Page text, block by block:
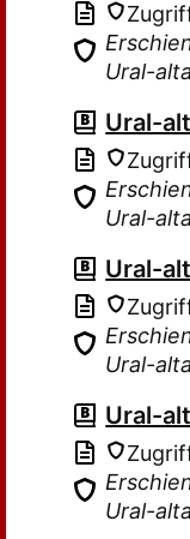
Ural-
Ural-
Ural-
Ural-
Ural-
Ural-
Ural-